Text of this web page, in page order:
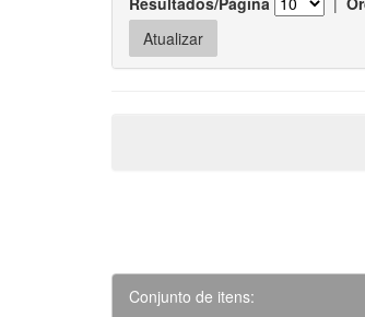
Conjunto de itens: